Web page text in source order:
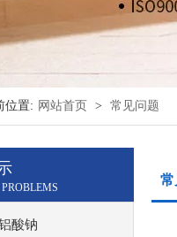
位置: 网站首页 > 常见问题
酸钠
常